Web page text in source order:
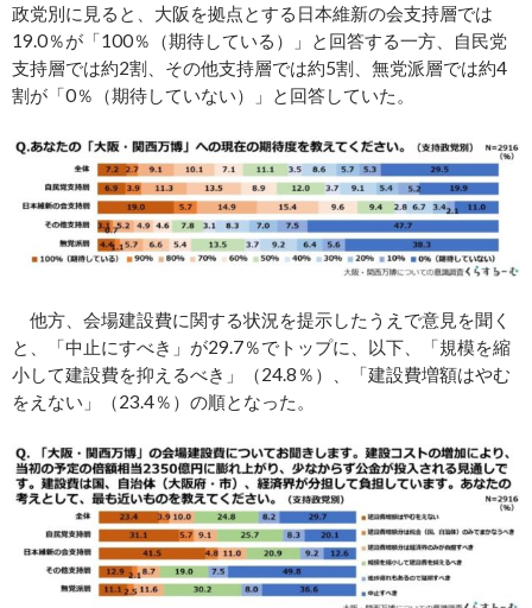
政党別に見ると、大阪を拠点とする日本維新の会支持層では
19.0％が「100％（期待している）」と回答する一方、自民党
支持層では約2割、その他支持層では約5割、無党派層では約4
割が「0％（期待していない）」と回答していた。
他方、会場建設費に関する状況を提示したうえで意見を聞く
と、「中止にすべき」が29.7％でトップに、以下、「規模を縮
小して建設費を抑えるべき」（24.8％）、「建設費増額はやむ
をえない」（23.4％）の順となった。